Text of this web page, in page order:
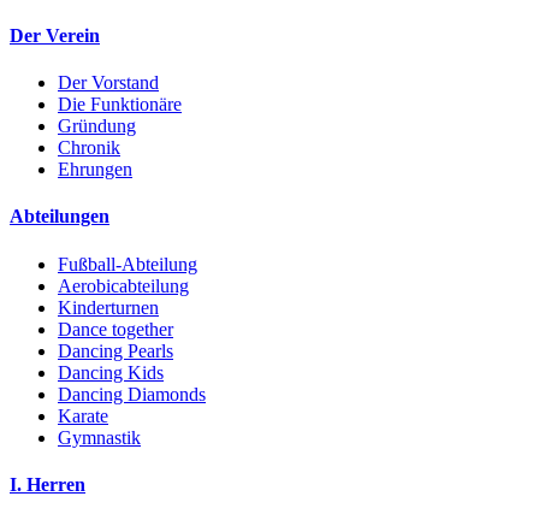
Der Verein
Der Vorstand
Die Funktionäre
Gründung
Chronik
Ehrungen
Abteilungen
Fußball-Abteilung
Aerobicabteilung
Kinderturnen
Dance together
Dancing Pearls
Dancing Kids
Dancing Diamonds
Karate
Gymnastik
I. Herren